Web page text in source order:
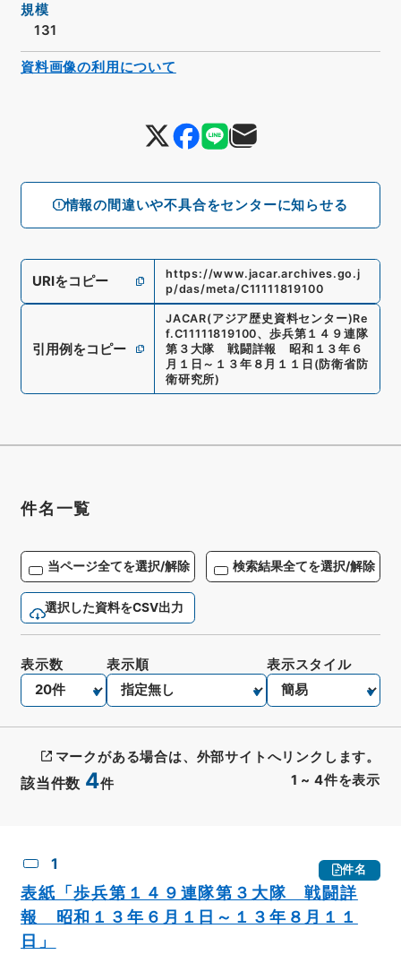
情報の間違いや不具合をセンターに知らせる
規模
131
URIをコピー
https://www.jacar.archives.go.j
p/das/meta/C11111819100
引用例をコピー
JACAR(アジア歴史資料センター)Re
f.C11111819100、 歩兵第１４９連隊
第３大隊 戦闘詳報 昭和１３年６
月１日～１３年８月１１日 (防衛省防
衛研究所)
資料画像の利用について
件名一覧
当ページ全てを選択/解除 検索結果全てを選択/解除
選択した資料をCSV出力
該当件数 4件 1 ~ 4件を表示
表示数 表示順 表示スタイル
マークがある場合は、外部サイトへリンクします。
1 件名
表紙「歩兵第１４９連隊第３大隊 戦闘詳
報 昭和１３年６月１日～１３年８月１１
日」